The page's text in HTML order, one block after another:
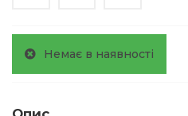
Немає в наявності